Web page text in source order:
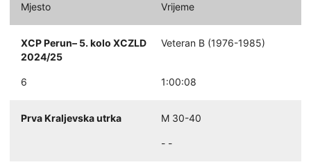
Mjesto Vrijeme
XCP Perun– 5. kolo XCZLD
2024/25
Veteran B (1976-1985)
6 1:00:08
Prva Kraljevska utrka M 30-40
- -